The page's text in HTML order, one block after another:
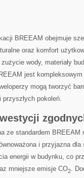
⁣BREEAM obejmuje
oraz komfort
wody, materiały
jest
mogą tworzyć
‌przyszłych pokoleń.
ze standardem
⁢i‍ przyjazna
energii w budynku, co
‍mniejsze emisje CO2.